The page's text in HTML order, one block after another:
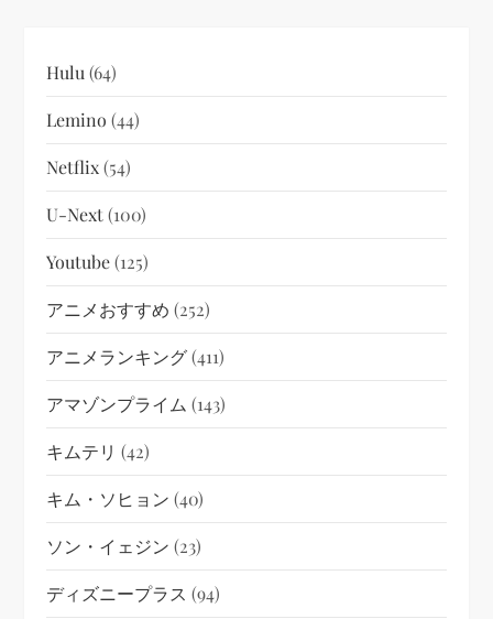
Hulu (64)
Lemino (44)
Netflix(54)
U-Next(100)
Youtube(125)
アニメおすすめ (252)
アニメランキング(411)
アマゾンプライム (143)
キムテリ (42)
キム・ソヒョン (40)
ソン・イェジン (23)
ディズニープラス (94)